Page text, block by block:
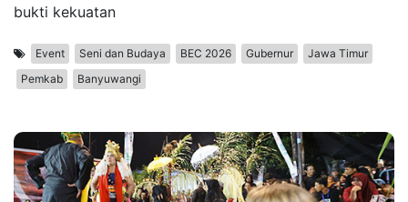
bukti kekuatan
Event Seni dan Budaya BEC 2026 Gubernur
Jawa Timur
Pemkab
Banyuwangi